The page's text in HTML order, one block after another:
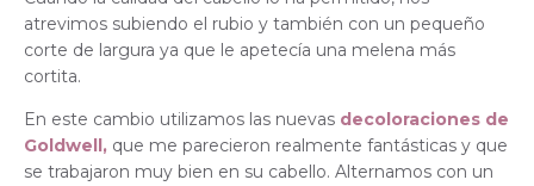
atrevimos subiendo el rubio y también con un pequeño
corte de largura ya que le apetecía una melena más
cortita.
En este cambio utilizamos las nuevas decoloraciones de
Goldwell, que me parecieron realmente fantásticas y que
se trabajaron muy bien en su cabello. Alternamos con un